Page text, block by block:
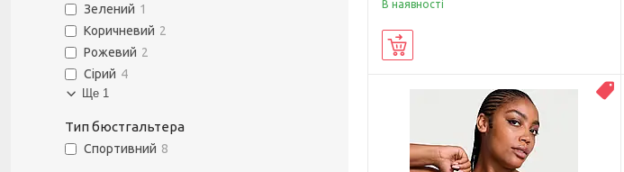
В наявності
Зелений 1
Коричневий 2
Рожевий 2
Сірий 4
Ще 1
Тип бюстгальтера
Спортивний 8